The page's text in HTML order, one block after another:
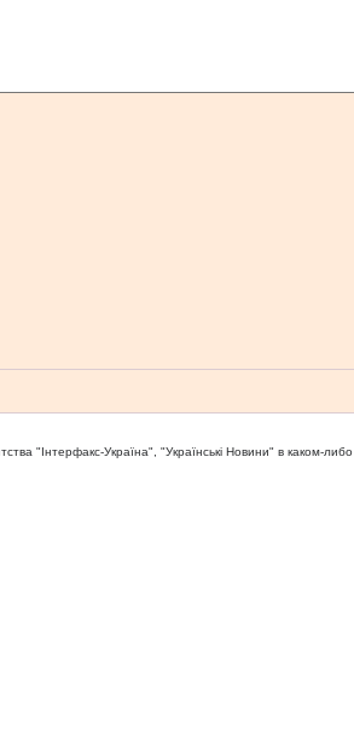
"Iнтерфакс-Україна", "Українськi Новини" в каком-